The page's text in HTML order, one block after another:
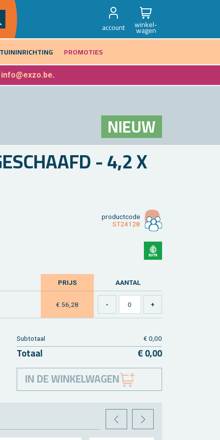
account winkel-
wagen
TUININRICHTING PROMOTIES
info@exzo.be.
NIEUW
- 4,2 X
product­code
ST24128
PRIJS AAN­TAL
€ 56,28
Sub­to­taal € 0,00
To­taal € 0,00
IN DE WINKELWAGEN
VORIGEVOLGENDE